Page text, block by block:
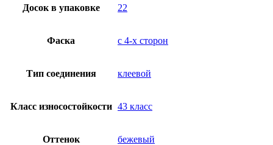
Досок в упаковке 22
Фаска с 4-х сторон
Тип соединения клеевой
Класс износостойкости 43 класс
Оттенок бежевый